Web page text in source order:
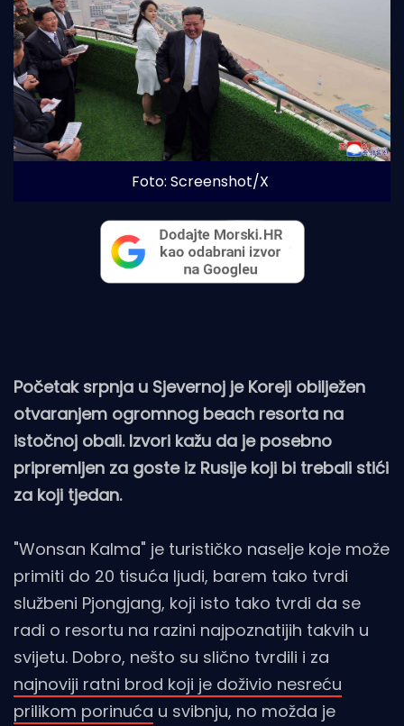
Foto: Screenshot/X
Početak srpnja u Sjevernoj je Koreji obilježen
otvaranjem ogromnog beach resorta na
istočnoj obali. Izvori kažu da je posebno
pripremljen za goste iz Rusije koji bi trebali stići
za koji tjedan.
"Wonsan Kalma" je turističko naselje koje može
primiti do 20 tisuća ljudi, barem tako tvrdi
službeni Pjongjang, koji isto tako tvrdi da se
radi o resortu na razini najpoznatijih takvih u
svijetu. Dobro, nešto su slično tvrdili i za
najnoviji ratni brod koji je doživio nesreću
prilikom porinuća u svibnju, no možda je